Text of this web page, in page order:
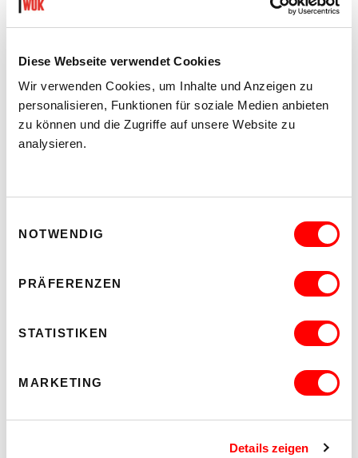
Diese Webseite verwendet Cookies
Wir verwenden Cookies, um Inhalte und Anzeigen zu
personalisieren, Funktionen für soziale Medien anbieten
zu können und die Zugriffe auf unsere Website zu
analysieren.
NOTWENDIG
PRÄFERENZEN
STATISTIKEN
MARKETING
Details zeigen
EIN DIVERSES PROGRAMM FÜR EIN DIVERSES
PUBLIKUM
20:30 Uhr
Hof
MEHR LESEN
DER TÄUBLING